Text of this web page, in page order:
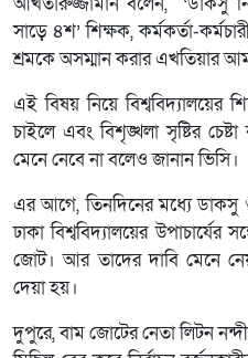
সাড়ে ৪শ’ শিক্ষক, কর্মকর্তা-
শ্রমকে অসম্মান করার এখতিয়ার
এই বিষয় নিয়ে বিশ্ববিদ্যালয়ের
চাইলে এবং বিশৃঙ্খলা সৃষ্টির
মেনে নেবে না বলেও জানান ভিসি।
এর আগে, তিনদিনের মধ্যে ডাকসু
ঢাকা বিশ্ববিদ্যালয়ের উপাচার্যের
জোট। আর তাদের দাবি মেনে
দেয়া হয়।
দুপুরে, বাম জোটের নেতা লিটন